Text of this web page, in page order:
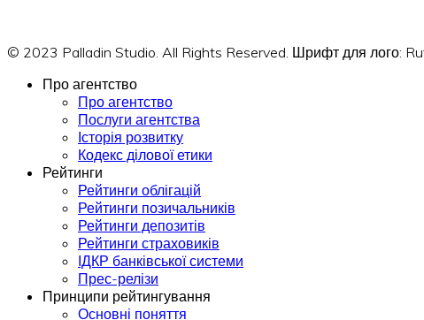
© 2023 Palladin Studio. All Rights Reserved. Шрифт для лого:
Про агентство
Про агентство
Послуги агентства
Історія розвитку
Кодекс ділової етики
Рейтинги
Рейтинги облігацій
Рейтинги позичальників
Рейтинги депозитів
Рейтинги страховиків
ІДКР банківської системи
Прес-релізи
Принципи рейтингування
Основні поняття